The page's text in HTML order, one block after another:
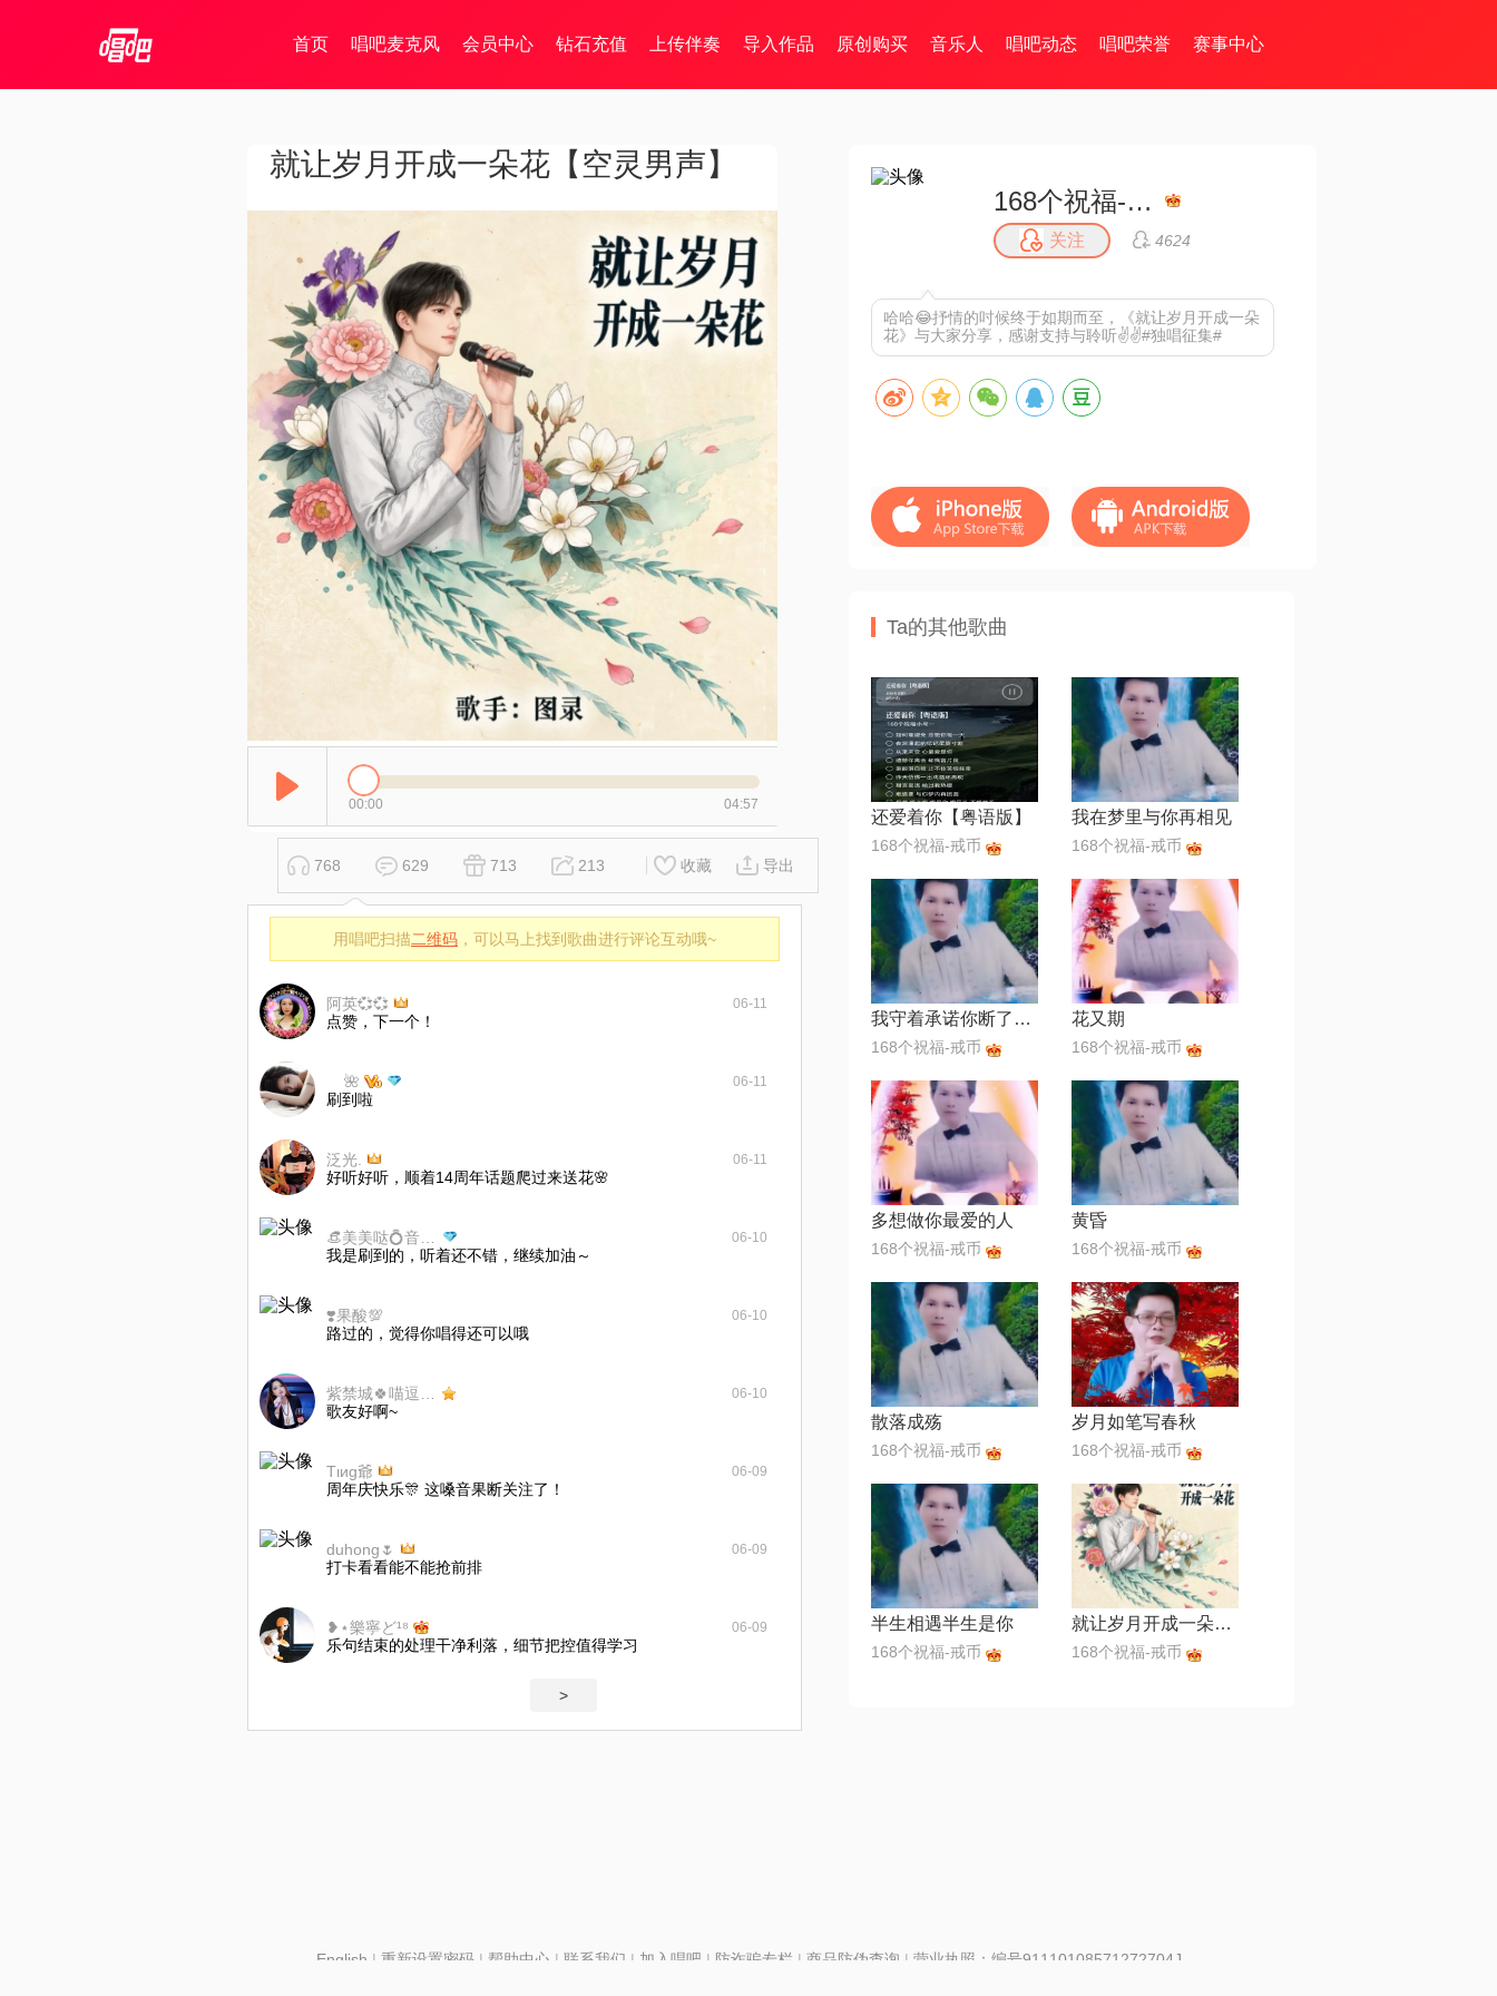
首页 唱吧麦克风 会员中心 钻石充值 上传伴奏 导入作品 原创购买 音乐人 唱吧动态 唱吧荣誉 赛事中心
就让岁月开成一朵花【空灵男声】
00:00 04:57
768 629 713 213 收藏 导出
用唱吧扫描二维码 ，可以马上找到歌曲进行评论互动哦~
阿英💞💞 06-11
点赞，下一个！
ㅤㅤㅤ ㅤㅤㅤ ㅤㅤㅤㅤㅤ🌺 06-11
刷到啦
泛光. 06-11
好听好听，顺着14周年话题爬过来送花🌸
06-10
我是刷到的，听着还不错，继续加油～
❣️果酸💯 06-10
路过的，觉得你唱得还可以哦
06-10
歌友好啊~
Tιиɡ爺 06-09
周年庆快乐🎊 这嗓音果断关注了！
duhong🌷 06-09
打卡看看能不能抢前排
❥⋆樂寧ど¹⁸ 06-09
乐句结束的处理干净利落，细节把控值得学习
>
168个祝福-戒币
关注 4624
哈哈😂抒情的吋候终于如期而至，《就让岁月开成一朵
花》与大家分享，感谢支持与聆听✌✌#独唱征集#
Ta的其他歌曲
还爱着你【粤语版】
168个祝福-戒币
我在梦里与你再相见
168个祝福-戒币
我守着承诺你断了联络（对唱版）
168个祝福-戒币
花又期
168个祝福-戒币
多想做你最爱的人
168个祝福-戒币
黄昏
168个祝福-戒币
散落成殇
168个祝福-戒币
岁月如笔写春秋
168个祝福-戒币
半生相遇半生是你
168个祝福-戒币
就让岁月开成一朵花【空灵男声】
168个祝福-戒币
English | 重新设置密码| 帮助中心 | 联系我们 | 加入唱吧 | 防诈骗专栏 | 商品防伪查询 | 营业执照：编号91110108571272704J